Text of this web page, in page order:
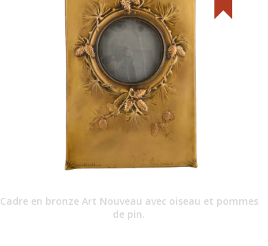
Cadre en bronze Art Nouveau avec oiseau et pommes
de pin.